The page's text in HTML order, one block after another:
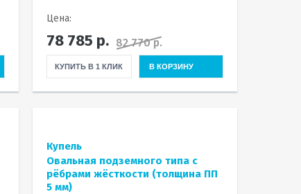
Цена:
78 785 р. 82 770 р.
КУПИТЬ В 1 КЛИК В КОРЗИНУ
Купель
Овальная подземного типа с
рёбрами жёсткости (толщина ПП
5 мм)